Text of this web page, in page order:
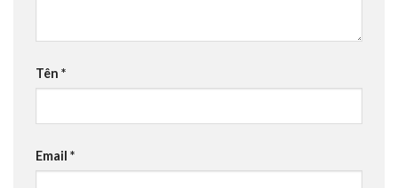
Tên *
Email *